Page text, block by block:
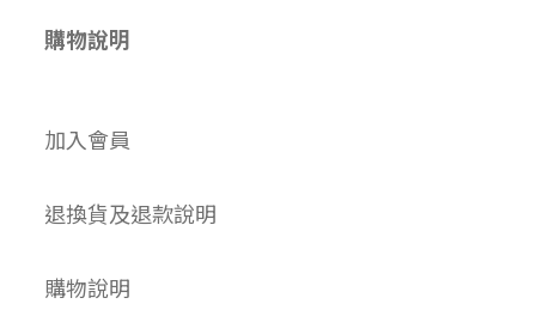
購物說明
加入會員
退換貨及退款說明
購物說明